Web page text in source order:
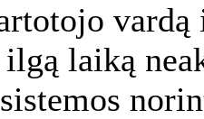
vardą
ilgą laiką